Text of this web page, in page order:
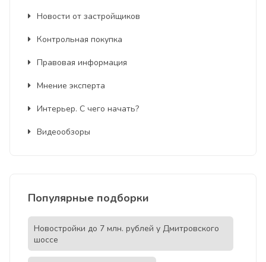
Новости от застройщиков
Контрольная покупка
Правовая информация
Мнение эксперта
Интерьер. С чего начать?
Видеообзоры
Популярные подборки
Новостройки до 7 млн. рублей у Дмитровского
шоссе